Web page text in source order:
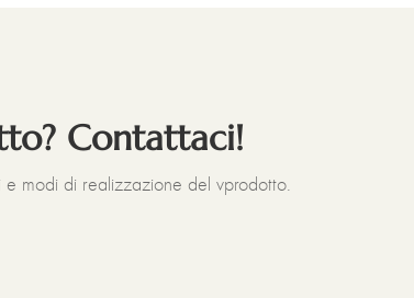
Contattaci!
modi di realizzazione del vprodotto.